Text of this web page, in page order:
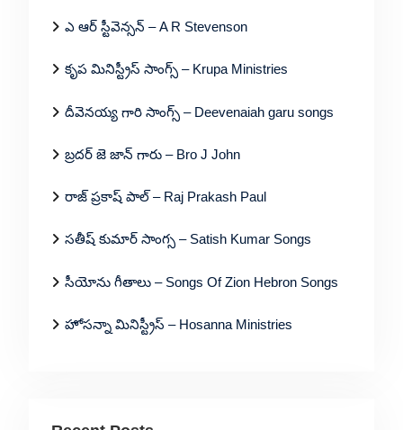
ఎ ఆర్ స్టీవెన్సన్ – A R Stevenson
కృప మినిస్ట్రీస్ సాంగ్స్ – Krupa Ministries
దీవెనయ్య గారి సాంగ్స్ – Deevenaiah garu songs
బ్రదర్ జె జాన్ గారు – Bro J John
రాజ్ ప్రకాష్ పాల్ – Raj Prakash Paul
సతీష్ కుమార్ సాంగ్స – Satish Kumar Songs
సీయోను గీతాలు – Songs Of Zion Hebron Songs
హోసన్నా మినిస్ట్రీస్ – Hosanna Ministries